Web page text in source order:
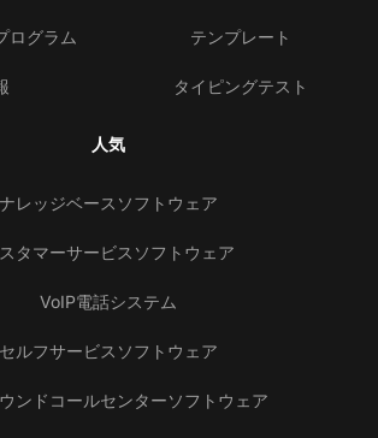
ログラム テンプレート
タイピングテスト
人気
ナレッジベースソフトウェア
タマーサービスソフトウェア
VoIP電話システム
セルフサービスソフトウェア
ンドコールセンターソフトウェア